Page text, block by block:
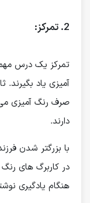
2. تمرکز:
تمرکز یک درس
آمیزی یاد
صرف رنگ آمیزی می
دارند.
با بزرگتر شدن
در کاربرگ های رنگ
هنگام یادگیری